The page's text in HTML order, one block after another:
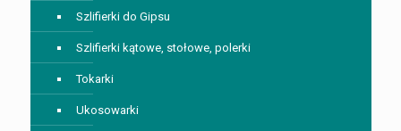
Szlifierki do Gipsu
Szlifierki kątowe, stołowe, polerki
Tokarki
Ukosowarki